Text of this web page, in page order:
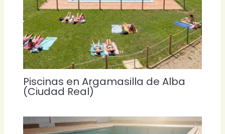
Piscinas en Argamasilla de Alba
(Ciudad Real)